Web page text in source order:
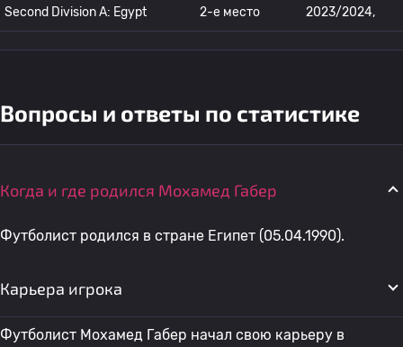
Second Division A: Egypt 2-е место 2023/2024,
Вопросы и ответы по статистике
Когда и где родился Мохамед Габер
Футболист родился в стране Египет (05.04.1990).
Карьера игрока
Футболист Мохамед Габер начал свою карьеру в